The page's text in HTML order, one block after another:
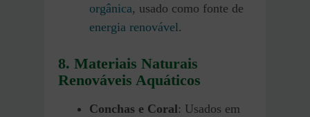
orgânica, usado como fonte de
energia renovável.
8. Materiais Naturais
Renováveis Aquáticos
Conchas e Coral: Usados em